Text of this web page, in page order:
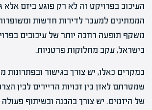
העיכוב בפרויקט זה לא רק פוגע ביזם אלא
הממתינים למעבר לדירות חדשות
משקף תופעה רחבה יותר של עיכובים
בישראל, עקב מחלוקות פרטניות.
במקרים כאלו, יש צורך בגישור ובפתרונות
שמטרתם לאזן בין זכויות הדיירים לבין
של היזמים. יש צורך בהבנה ובשיתוף